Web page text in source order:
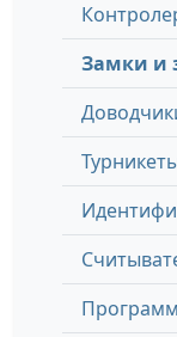
Замки и